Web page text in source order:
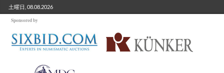
土曜日, 08.08.2026
Sponsored by